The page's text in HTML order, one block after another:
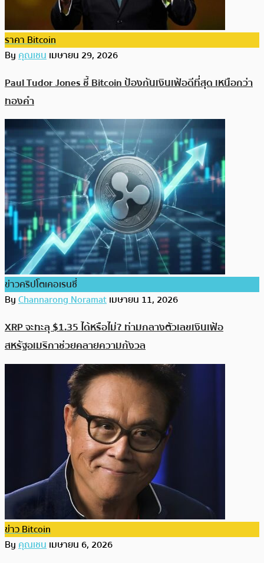
ราคา Bitcoin
Byคุณเชนเมษายน 29, 2026
Paul Tudor Jones ชี้ Bitcoin ป้องกันเงินเฟ้อดีที่สุด เหนือกว่า
ทองคำ
ข่าวคริปโตเคอเรนซี่
ByChannarong Noramatเมษายน 11, 2026
XRP จะทะลุ $1.35 ได้หรือไม่? ท่ามกลางตัวเลขเงินเฟ้อ
สหรัฐอเมริกาช่วยคลายความกังวล
ข่าว Bitcoin
Byคุณเชนเมษายน 6, 2026